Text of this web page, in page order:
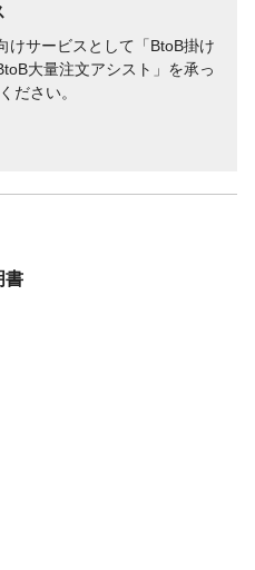
けサービスとして「BtoB掛け
大量注文アシスト」を承っ
ださい。
書